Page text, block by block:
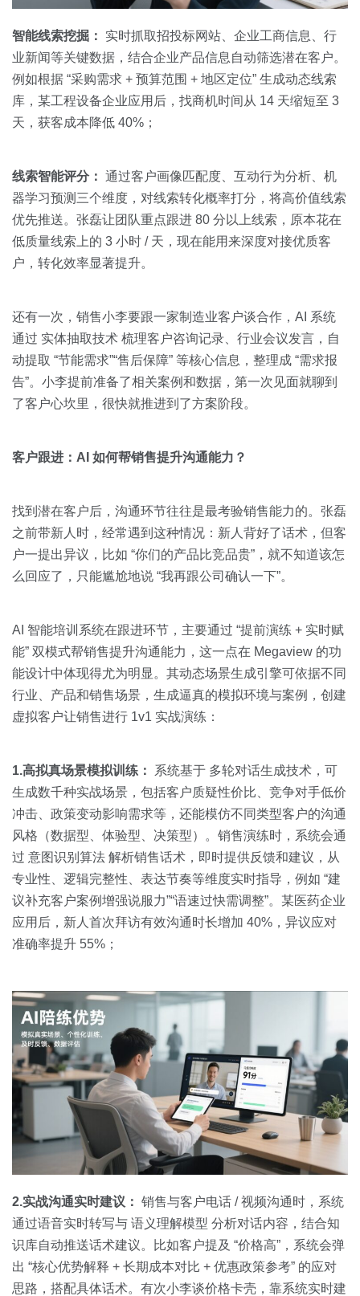
智能线索挖掘：
实时抓取招投标网站、企业工商信息、行
业新闻等关键数据，结合企业产品信息自动筛选潜在客户。
例如根据 “采购需求 + 预算范围 + 地区定位” 生成动态线索
库，某工程设备企业应用后，找商机时间从 14 天缩短至 3
天，获客成本降低 40%；
线索智能评分： 通过客户画像匹配度、互动行为分析、机
器学习预测三个维度，对线索转化概率打分，将高价值线索
优先推送。张磊让团队重点跟进 80 分以上线索，原本花在
低质量线索上的 3 小时 / 天，现在能用来深度对接优质客
户，转化效率显著提升。
还有一次，销售小李要跟一家制造业客户谈合作，AI 系统
通过 实体抽取技术 梳理客户咨询记录、行业会议发言，自
动提取 “节能需求”“售后保障” 等核心信息，整理成 “需求报
告”。小李提前准备了相关案例和数据，第一次见面就聊到
了客户心坎里，很快就推进到了方案阶段。
客户跟进：AI 如何帮销售提升沟通能力？
找到潜在客户后，沟通环节往往是最考验销售能力的。张磊
之前带新人时，经常遇到这种情况：新人背好了话术，但客
户一提出异议，比如 “你们的产品比竞品贵”，就不知道该怎
么回应了，只能尴尬地说 “我再跟公司确认一下”。
AI 智能培训系统在跟进环节，主要通过 “提前演练 + 实时赋
能” 双模式帮销售提升沟通能力，这一点在 Megaview 的功
能设计中体现得尤为明显。其动态场景生成引擎可依据不同
行业、产品和销售场景，生成逼真的模拟环境与案例，创建
虚拟客户让销售进行 1v1 实战演练：
1.高拟真场景模拟训练：
系统基于 多轮对话生成技术，可
生成数千种实战场景，包括客户质疑性价比、竞争对手低价
冲击、政策变动影响需求等，还能模仿不同类型客户的沟通
风格（数据型、体验型、决策型）。销售演练时，系统会通
过 意图识别算法 解析销售话术，即时提供反馈和建议，从
专业性、逻辑完整性、表达节奏等维度实时指导，例如 “建
议补充客户案例增强说服力”“语速过快需调整”。某医药企业
应用后，新人首次拜访有效沟通时长增加 40%，异议应对
准确率提升 55%；
2.实战沟通实时建议： 销售与客户电话 / 视频沟通时，系统
通过语音实时转写与 语义理解模型 分析对话内容，结合知
识库自动推送话术建议。比如客户提及 “价格高”，系统会弹
出 “核心优势解释 + 长期成本对比 + 优惠政策参考” 的应对
思路，搭配具体话术。有次小李谈价格卡壳，靠系统实时建